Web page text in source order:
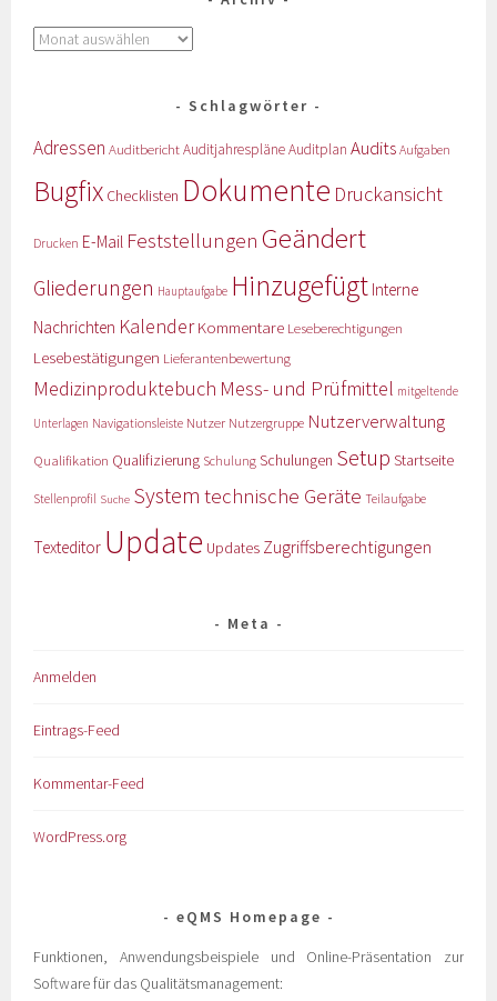
Schlagwörter
Adressen AuditberichtAuditjahrespläneAuditplan Audits Aufgaben
Bugfix Checklisten Dokumente Druckansicht
Drucken E-Mail Feststellungen Geändert
Gliederungen Hauptaufgabe Hinzugefügt Interne
Nachrichten KalenderKommentare Leseberechtigungen
Lesebestätigungen Lieferantenbewertung
Medizinproduktebuch Mess- und Prüfmittel mitgeltende
Unterlagen Navigationsleiste Nutzer Nutzergruppe Nutzerverwaltung
Qualifikation Qualifizierung Schulung Schulungen Setup Startseite
Stellenprofil Suche System technische Geräte Teilaufgabe
Texteditor Update Updates Zugriffsberechtigungen
Meta
Anmelden
Eintrags-Feed
Kommentar-Feed
WordPress.org
eQMS Homepage
Funktionen, Anwendungsbeispiele und Online-Präsentation zur
Software für das Qualitätsmanagement: